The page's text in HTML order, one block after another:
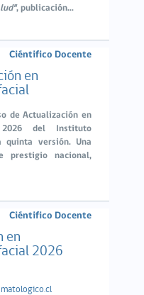
, publicación...
Ciéntifico Docente
en
de Actualización en
2026 del Instituto
quinta versión. Una
prestigio nacional,
Ciéntifico Docente
en
2026